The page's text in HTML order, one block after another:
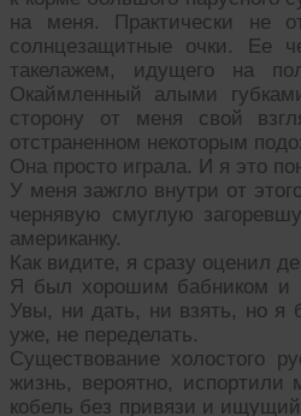
на меня. Практически не
солнцезащитные очки. Ее
такелажем, идущего на
Окаймленный алыми
сторону от меня свой
отстраненном некоторым
Она просто играла. И я это
У меня зажгло внутри от
чернявую смуглую
американку.
Как видите, я сразу оценил
Я был хорошим бабником и
Увы, ни дать, ни взять, но
уже, не переделать.
Существование холостого
жизнь, вероятно,
кобель без привязи и